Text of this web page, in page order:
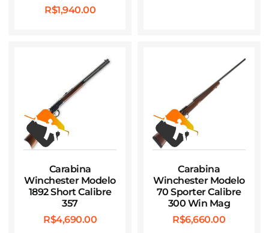
R$1,940.00
Carabina
Winchester Modelo
1892 Short Calibre
357
R$4,690.00
Carabina
Winchester Modelo
70 Sporter Calibre
300 Win Mag
R$6,660.00